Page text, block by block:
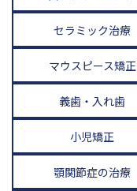
セラミック治療
マウスピース矯正
義歯・入れ歯
小児矯正
顎関節症の治療